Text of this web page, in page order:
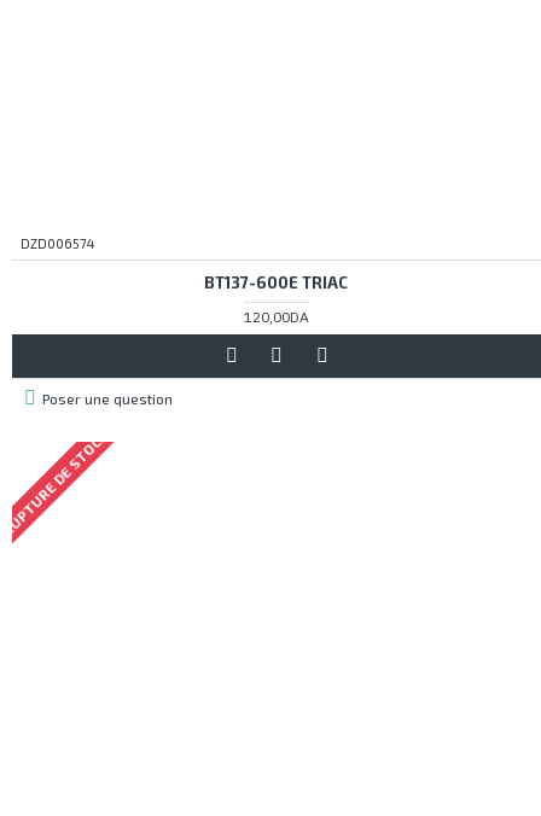
DZD006574
BT137-600E TRIAC
120,00DA
Poser une question
DE STOCK